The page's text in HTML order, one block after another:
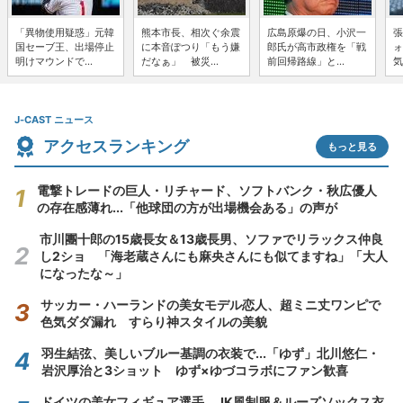
「異物使用疑惑」元韓
国セーブ王、出場停止
明けマウンドで...
熊本市長、相次ぐ余震
に本音ぽつり「もう嫌
だなぁ」 被災...
広島原爆の日、小沢一
郎氏が高市政権を「戦
前回帰路線」と...
J-CAST ニュース
アクセスランキング もっと見る
電撃トレードの巨人・リチャード、ソフトバンク・秋広優人
の存在感薄れ...「他球団の方が出場機会ある」の声が
市川團十郎の15歳長女＆13歳長男、ソファでリラックス仲良
し2ショ 「海老蔵さんにも麻央さんにも似てますね」「大人
になったな～」
サッカー・ハーランドの美女モデル恋人、超ミニ丈ワンピで
色気ダダ漏れ すらり神スタイルの美貌
羽生結弦、美しいブルー基調の衣装で...「ゆず」北川悠仁・
岩沢厚治と3ショット ゆず×ゆづコラボにファン歓喜